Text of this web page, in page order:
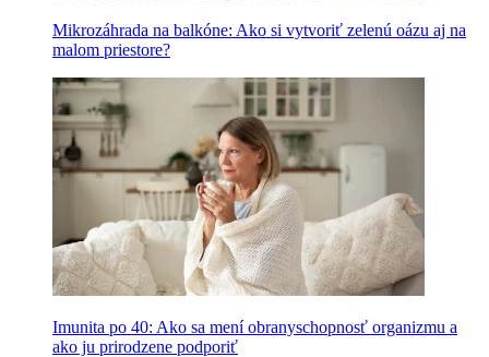
Mikrozáhrada na balkóne: Ako si vytvoriť zelenú oázu aj na
malom priestore?
Imunita po 40: Ako sa mení obranyschopnosť organizmu a
ako ju prirodzene podporiť